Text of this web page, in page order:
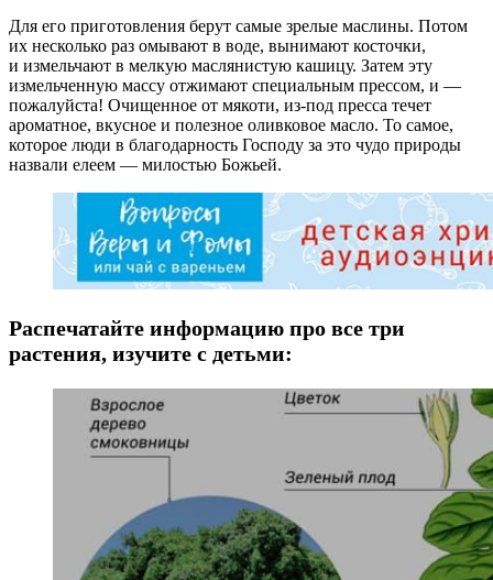
Для его приготовления берут самые зрелые маслины. Потом
их несколько раз омывают в воде, вынимают косточки,
и измельчают в мелкую маслянистую кашицу. Затем эту
измельченную массу отжимают специальным прессом, и —
пожалуйста! Очищенное от мякоти, из-под пресса течет
ароматное, вкусное и полезное оливковое масло. То самое,
которое люди в благодарность Господу за это чудо природы
назвали елеем — милостью Божьей.
Распечатайте информацию про все три
растения, изучите с детьми: